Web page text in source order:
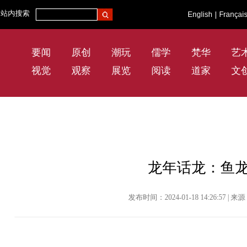
站内搜索 English Français
要闻 原创 潮玩 儒学 梵华 艺
视觉
观察 展览 阅读 道家 文
龙年话龙：鱼
发布时间：2024-01-18 14:26:57 | 来